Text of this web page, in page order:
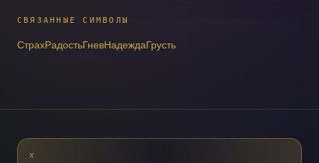
СВЯЗАННЫЕ СИМВОЛЫ
СтрахРадостьГневНадеждаГрусть
X